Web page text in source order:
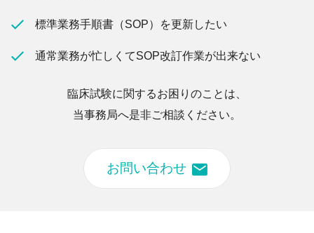
標準業務手順書（SOP）を更新したい
通常業務が忙しくてSOP改訂作業が出来ない
臨床試験に関するお困りのことは、
当事務局へ是非ご相談ください。
お問い合わせ